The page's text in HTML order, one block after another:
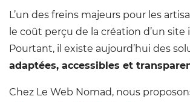
L’un des freins majeurs pour les
le coût perçu de la création d’un
Pourtant, il existe aujourd’hui des
adaptées, accessibles et
Chez Le Web Nomad, nous